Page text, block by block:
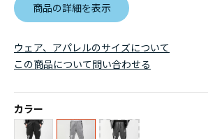
商品の詳細を表示
ウェア、アパレルのサイズについて
カラー
この商品について問い合わせる